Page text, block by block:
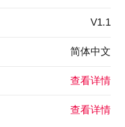
V1.1
简体中文
查看详情
查看详情